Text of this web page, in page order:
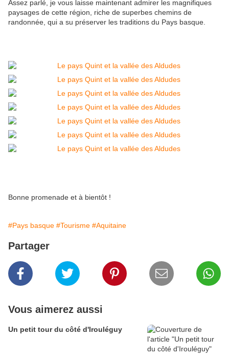
Assez parlé, je vous laisse maintenant admirer les magnifiques
paysages de cette région, riche de superbes chemins de
randonnée, qui a su préserver les traditions du Pays basque.
Bonne promenade et à bientôt !
#Pays basque #Tourisme #Aquitaine
Partager
Vous aimerez aussi
Un petit tour du côté d'Irouléguy